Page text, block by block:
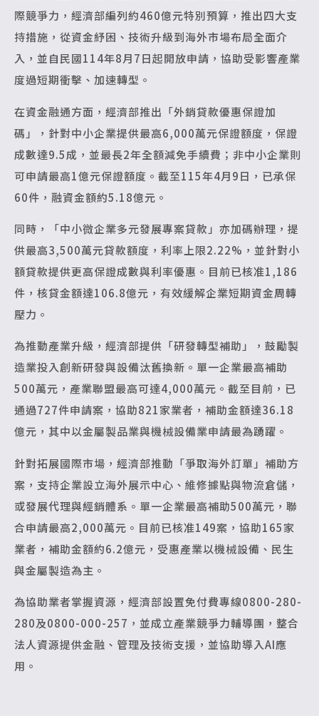
際競爭力，經濟部編列約460億元特別預算，推出四大支
持措施，從資金紓困、技術升級到海外市場布局全面介
入，並自民國114年8月7日起開放申請，協助受影響產業
度過短期衝擊、加速轉型。
在資金融通方面，經濟部推出「外銷貸款優惠保證加
碼」，針對中小企業提供最高6,000萬元保證額度，保證
成數達9.5成，並最長2年全額減免手續費；非中小企業則
可申請最高1億元保證額度。截至115年4月9日，已承保
60件，融資金額約5.18億元。
同時，「中小微企業多元發展專案貸款」亦加碼辦理，提
供最高3,500萬元貸款額度，利率上限2.22%，並針對小
額貸款提供更高保證成數與利率優惠。目前已核准1,186
件，核貸金額達106.8億元，有效緩解企業短期資金周轉
壓力。
為推動產業升級，經濟部提供「研發轉型補助」，鼓勵製
造業投入創新研發與設備汰舊換新。單一企業最高補助
500萬元，產業聯盟最高可達4,000萬元。截至目前，已
通過727件申請案，協助821家業者，補助金額達36.18
億元，其中以金屬製品業與機械設備業申請最為踴躍。
針對拓展國際市場，經濟部推動「爭取海外訂單」補助方
案，支持企業設立海外展示中心、維修據點與物流倉儲，
或發展代理與經銷體系。單一企業最高補助500萬元，聯
合申請最高2,000萬元。目前已核准149案，協助165家
業者，補助金額約6.2億元，受惠產業以機械設備、民生
與金屬製造為主。
為協助業者掌握資源，經濟部設置免付費專線0800-280-
280及0800-000-257，並成立產業競爭力輔導團，整合
法人資源提供金融、管理及技術支援，並協助導入AI應
用。